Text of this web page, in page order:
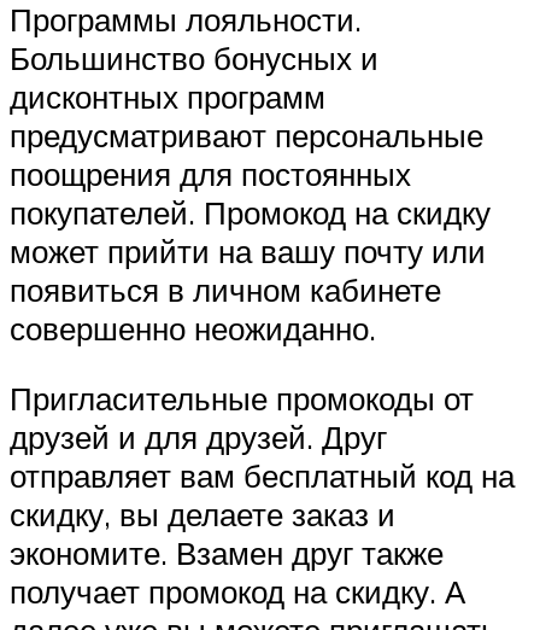
Программы лояльности.
Большинство бонусных и
дисконтных программ
предусматривают персональные
поощрения для постоянных
покупателей. Промокод на скидку
может прийти на вашу почту или
появиться в личном кабинете
совершенно неожиданно.
Пригласительные промокоды от
друзей и для друзей. Друг
отправляет вам бесплатный код на
скидку, вы делаете заказ и
экономите. Взамен друг также
получает промокод на скидку. А